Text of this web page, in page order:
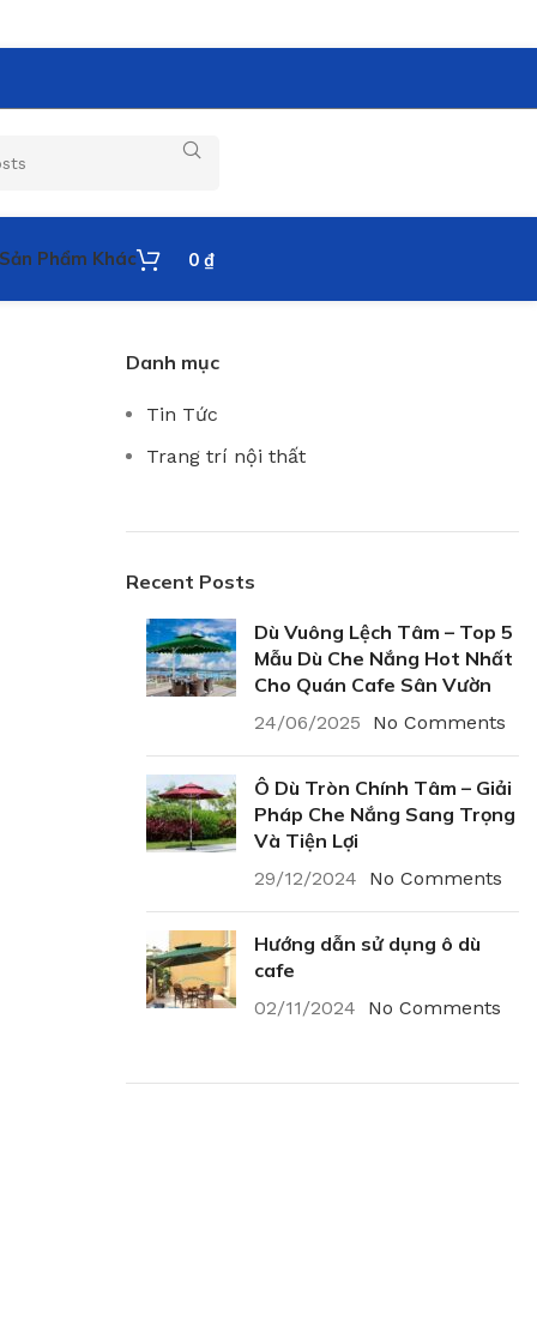
Sản Phẩm Khác 0 ₫
Danh mục
Tin Tức
Trang trí nội thất
Recent Posts
Dù Vuông Lệch Tâm – Top 5
Mẫu Dù Che Nắng Hot Nhất
Cho Quán Cafe Sân Vườn
24/06/2025 No Comments
Ô Dù Tròn Chính Tâm – Giải
Pháp Che Nắng Sang Trọng
Và Tiện Lợi
29/12/2024 No Comments
Hướng dẫn sử dụng ô dù
cafe
02/11/2024 No Comments